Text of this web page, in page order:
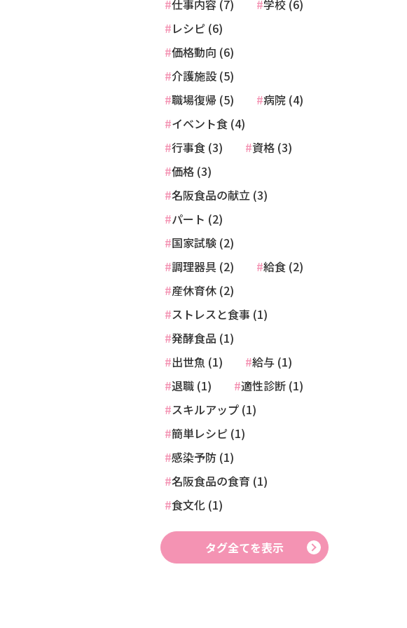
仕事内容 (7)
学校 (6)
レシピ (6)
価格動向 (6)
介護施設 (5)
職場復帰 (5)
病院 (4)
イベント食 (4)
行事食 (3)
資格 (3)
価格 (3)
名阪食品の献立 (3)
パート (2)
国家試験 (2)
調理器具 (2)
給食 (2)
産休育休 (2)
ストレスと食事 (1)
発酵食品 (1)
出世魚 (1)
給与 (1)
退職 (1)
適性診断 (1)
スキルアップ (1)
簡単レシピ (1)
感染予防 (1)
名阪食品の食育 (1)
食文化 (1)
タグ全てを表示